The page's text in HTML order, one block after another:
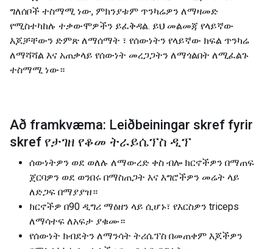
ግለሰቦች ተስማሚ ነው, ምክንያቱም ጥንካሬዎን ለማዛመድ
የሚስተካከሉ ተቃውሞዎችን ይፈቅዳል. ይህ መልመጃ የላይኛው
እጆቻቸውን ድምጽ ለማሰማት ፣ የሰውነትን የላይኛው ክፍል ጥንካሬ
ለማሻሻል እና አጠቃላይ የሰውነት መረጋጋትን ለማጎልበት ለሚፈልጉ
ተስማሚ ነው።
Að framkvæma: Leiðbeiningar skref fyrir
skref የታገዘ የቆመ ትራይሴፕስ ዲፕ
ሰውነትዎን ወደ ወለሉ ለማውረድ ቀስ ብሎ ክርኖችዎን በማጠፍ
ጀርባዎን ወደ ወንበሩ በማስጠጋት እና እግሮችዎን መሬት ላይ
ለድጋፍ በማያያዝ።
ክርኖችዎ በ90 ዲግሪ ማዕዘን ላይ ሲሆኑ፣ የእርስዎን triceps
ለማሳተፍ ለአፍታ ያቁሙ።
የሰውነት ክብደትን ለማንሳት ትሪሴፕስ በመጠቀም እጆችዎን